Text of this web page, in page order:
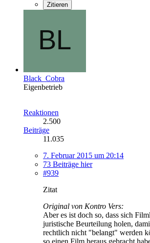
Zitieren
Black_Cobra
Eigenbetrieb
Reaktionen
2.500
Beiträge
11.035
7. Februar 2015 um 20:14
73 Beiträge hier
#939
Zitat
Original von Kontro Vers:
Aber es ist doch so, dass sich
juristische Beurteilung holen,
rechtlich nicht "belangt" werden
so einen Film heraus gebracht